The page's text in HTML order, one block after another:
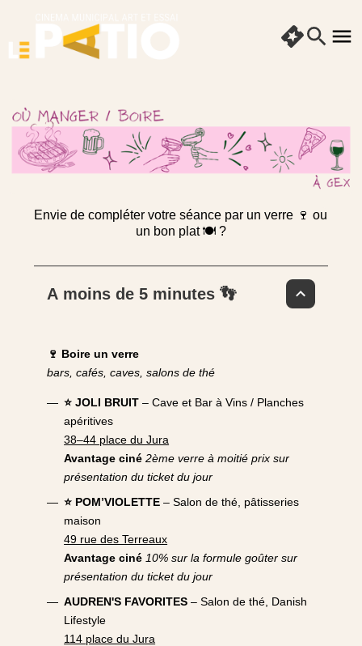
Envie de compléter votre séance par un verre 🍷 ou
un bon plat 🍽️ ?
A moins de 5 minutes 👣
🍷 Boire un verre
bars, cafés, caves, salons de thé
⭐ JOLI BRUIT – Cave et Bar à Vins / Planches
apéritives
38–44 place du Jura
Avantage ciné2ème verre à moitié prix sur
présentation du ticket du jour
⭐ POM’VIOLETTE – Salon de thé, pâtisseries
maison
49 rue des Terreaux
Avantage ciné10% sur la formule goûter sur
présentation du ticket du jour
AUDREN'S FAVORITES – Salon de thé, Danish
Lifestyle
114 place du Jura